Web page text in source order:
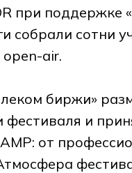
при
собрали сотни
air.
биржи»
фестиваля и
от